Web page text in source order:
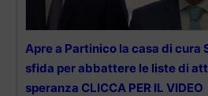
Apre a Partinico la casa di cura
sfida per abbattere le liste di
speranza CLICCA PER IL VIDEO